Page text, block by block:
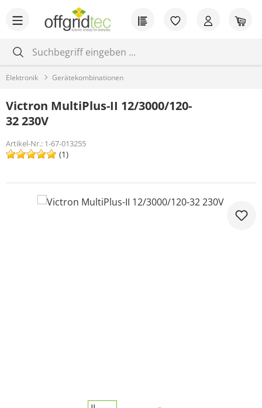
Zum Hauptinhalt springen Du hast 0
Elektronik Gerätekombinationen
Victron MultiPlus-II 12/3000/120-
32 230V
Artikel-Nr.: 1-67-013255
(1)
Bildergalerie überspringen